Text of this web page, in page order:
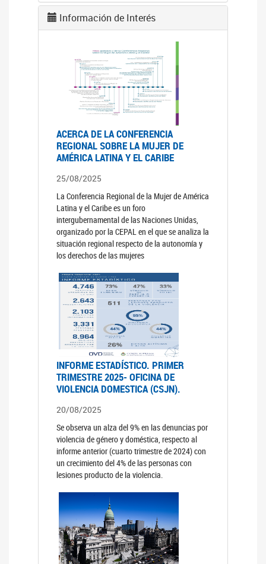
Información de Interés
ACERCA DE LA CONFERENCIA
REGIONAL SOBRE LA MUJER DE
AMÉRICA LATINA Y EL CARIBE
25/08/2025
La Conferencia Regional de la Mujer de América
Latina y el Caribe es un foro
intergubernamental de las Naciones Unidas,
organizado por la CEPAL en el que se analiza la
situación regional respecto de la autonomía y
los derechos de las mujeres
INFORME ESTADÍSTICO. PRIMER
TRIMESTRE 2025- OFICINA DE
VIOLENCIA DOMESTICA (CSJN).
20/08/2025
Se observa un alza del 9% en las denuncias por
violencia de género y doméstica, respecto al
informe anterior (cuarto trimestre de 2024) con
un crecimiento del 4% de las personas con
lesiones producto de la violencia.